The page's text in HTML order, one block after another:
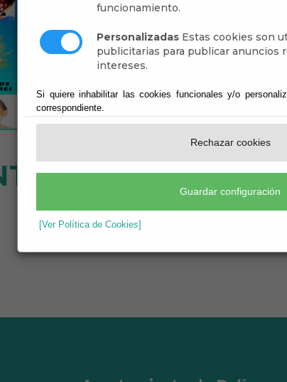
funcionamiento.
Personalizadas Estas cookies son
publicitarias para publicar anuncios
intereses.
Si quiere inhabilitar las cookies funcionales y/o
correspondiente.
Rechazar cookies
Guardar configuración
[Ver Política de Cookies]
CARAS